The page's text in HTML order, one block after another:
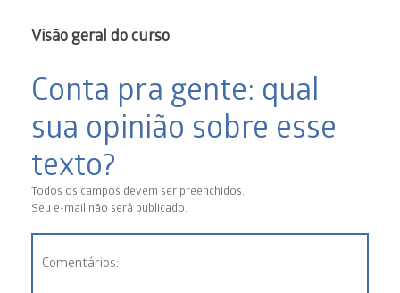
Visão geral do curso
Conta pra gente: qual
sua opinião sobre esse
texto?
Todos os campos devem ser preenchidos.
Seu e-mail não será publicado.